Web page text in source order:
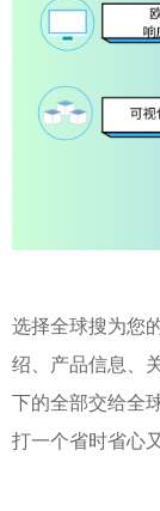
选择全球搜为您
绍、产品信息、
下的全部交给全
打一个省时省心